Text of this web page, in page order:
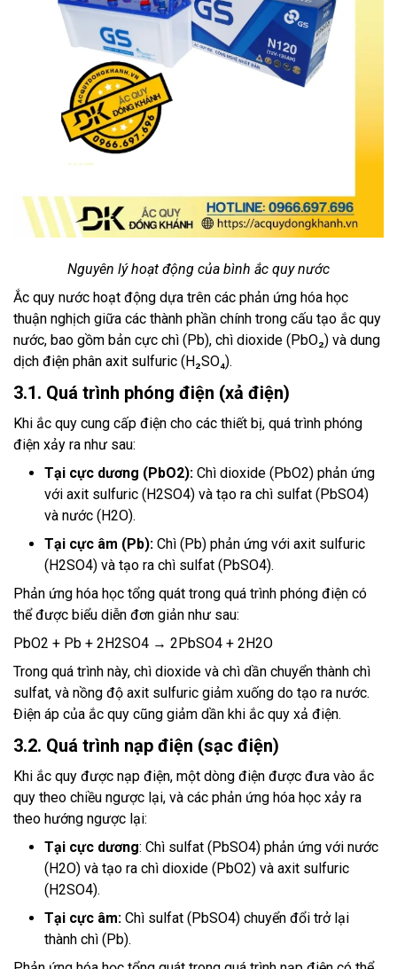
Nguyên lý hoạt động của bình ắc quy nước
Ắc quy nước hoạt động dựa trên các phản ứng hóa học
thuận nghịch giữa các thành phần chính trong cấu tạo ắc quy
nước, bao gồm bản cực chì (Pb), chì dioxide (PbO₂) và dung
dịch điện phân axit sulfuric (H₂SO₄).
3.1. Quá trình phóng điện (xả điện)
Khi ắc quy cung cấp điện cho các thiết bị, quá trình phóng
điện xảy ra như sau:
Tại cực dương (PbO2): Chì dioxide (PbO2) phản ứng
với axit sulfuric (H2SO4) và tạo ra chì sulfat (PbSO4)
và nước (H2O).
Tại cực âm (Pb): Chì (Pb) phản ứng với axit sulfuric
(H2SO4) và tạo ra chì sulfat (PbSO4).
Phản ứng hóa học tổng quát trong quá trình phóng điện có
thể được biểu diễn đơn giản như sau:
PbO2 + Pb + 2H2SO4 → 2PbSO4 + 2H2O
Trong quá trình này, chì dioxide và chì dần chuyển thành chì
sulfat, và nồng độ axit sulfuric giảm xuống do tạo ra nước.
Điện áp của ắc quy cũng giảm dần khi ắc quy xả điện.
3.2. Quá trình nạp điện (sạc điện)
Khi ắc quy được nạp điện, một dòng điện được đưa vào ắc
quy theo chiều ngược lại, và các phản ứng hóa học xảy ra
theo hướng ngược lại:
Tại cực dương: Chì sulfat (PbSO4) phản ứng với nước
(H2O) và tạo ra chì dioxide (PbO2) và axit sulfuric
(H2SO4).
Tại cực âm: Chì sulfat (PbSO4) chuyển đổi trở lại
thành chì (Pb).